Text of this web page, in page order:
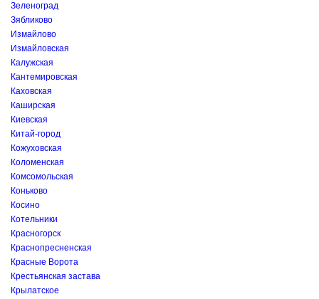
Зеленоград
Зябликово
Измайлово
Измайловская
Калужская
Кантемировская
Каховская
Каширская
Киевская
Китай-город
Кожуховская
Коломенская
Комсомольская
Коньково
Косино
Котельники
Красногорск
Краснопресненская
Красные Ворота
Крестьянская застава
Крылатское